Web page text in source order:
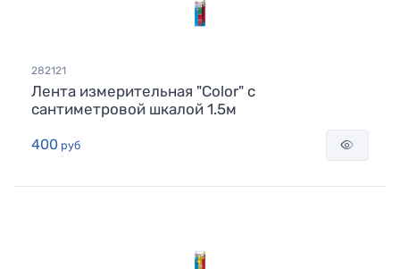
282121
Лента измерительная "Color" с
сантиметровой шкалой 1.5м
400 руб